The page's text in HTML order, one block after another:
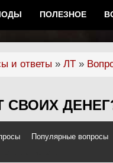
ПОЛЕЗНОЕ
и ответы » ЛТ »
СВОИХ
Популярные вопросы